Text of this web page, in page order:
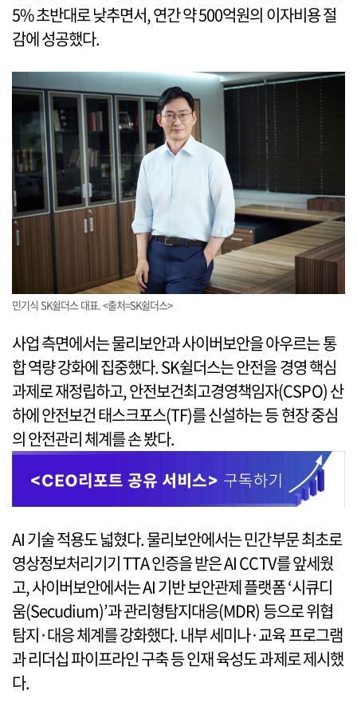
5% 초반대로 낮추면서, 연간 약 500억원의 이자비용 절
감에 성공했다.
민기식 SK쉴더스 대표. <출처=SK쉴더스>
사업 측면에서는 물리보안과 사이버보안을 아우르는 통
합 역량 강화에 집중했다. SK쉴더스는 안전을 경영 핵심
과제로 재정립하고, 안전보건최고경영책임자(CSPO) 산
하에 안전보건 태스크포스(TF)를 신설하는 등 현장 중심
의 안전관리 체계를 손 봤다.
AI 기술 적용도 넓혔다. 물리보안에서는 민간부문 최초로
영상정보처리기기 TTA 인증을 받은 AI CCTV를 앞세웠
고, 사이버보안에서는 AI 기반 보안관제 플랫폼 ‘시큐디
움(Secudium)’과 관리형탐지대응(MDR) 등으로 위협
탐지·대응 체계를 강화했다. 내부 세미나·교육 프로그램
과 리더십 파이프라인 구축 등 인재 육성도 과제로 제시했
다.